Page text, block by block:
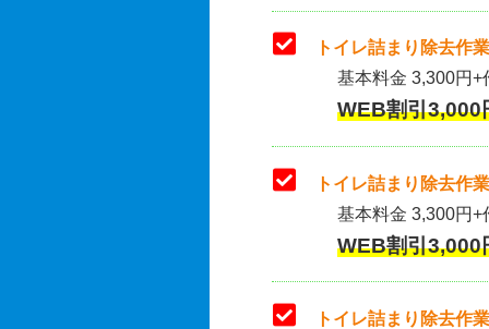
トイレ詰まり除去作
基本料金 3,300円+
WEB割引
トイレ詰まり除去作
基本料金 3,300円+
WEB割引
トイレ詰まり除去